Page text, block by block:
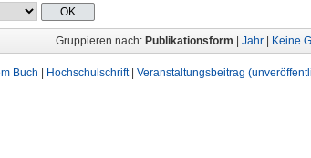
Gruppieren nach: Publikationsform Jahr| Keine
Buch Hochschulschrift| Veranstaltungsbeitrag